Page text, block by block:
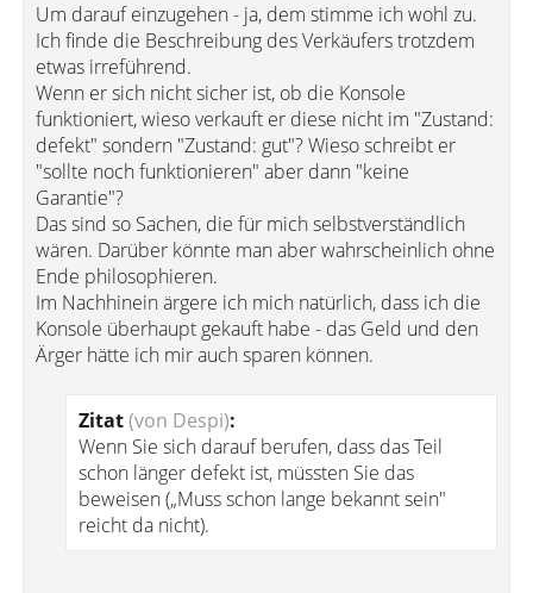
Um darauf einzugehen - ja, dem stimme ich wohl zu.
Ich finde die Beschreibung des Verkäufers trotzdem
etwas irreführend.
Wenn er sich nicht sicher ist, ob die Konsole
funktioniert, wieso verkauft er diese nicht im "Zustand:
defekt" sondern "Zustand: gut"? Wieso schreibt er
"sollte noch funktionieren" aber dann "keine
Garantie"?
Das sind so Sachen, die für mich selbstverständlich
wären. Darüber könnte man aber wahrscheinlich ohne
Ende philosophieren.
Im Nachhinein ärgere ich mich natürlich, dass ich die
Konsole überhaupt gekauft habe - das Geld und den
Ärger hätte ich mir auch sparen können.
Zitat(von Despi):
Wenn Sie sich darauf berufen, dass das Teil
schon länger defekt ist, müssten Sie das
beweisen („Muss schon lange bekannt sein"
reicht da nicht).